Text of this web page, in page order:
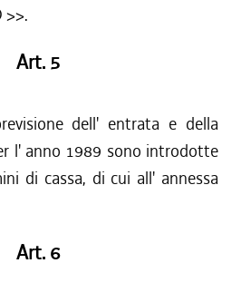
>>.
Art. 5
dell' entrata e della
l' anno 1989 sono introdotte
di cassa, di cui all' annessa
Art. 6